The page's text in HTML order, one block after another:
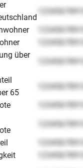
12345678910
12345678910
12345678910
über
12345678910
65
12345678910
12345678910
12345678910
12345678910
12345678910